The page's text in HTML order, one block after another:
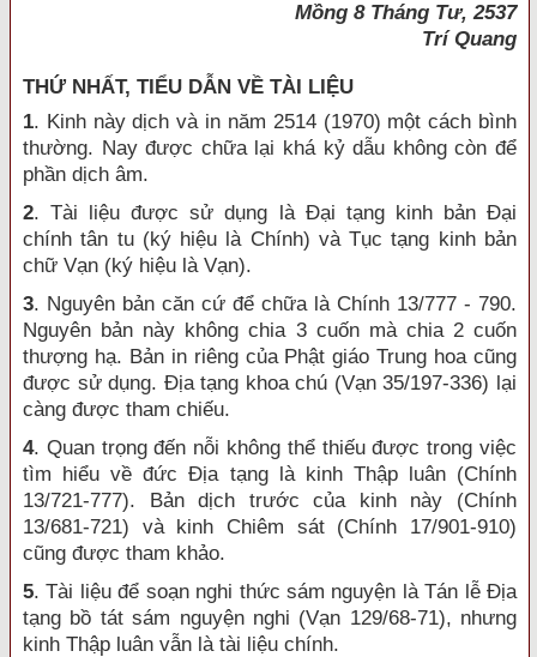
Mồng 8 Tháng Tư, 2537
Trí Quang
THỨ NHẤT, TIỂU DẪN VỀ TÀI LIỆU
1. Kinh này dịch và in năm 2514 (1970) một cách bình
thường. Nay được chữa lại khá kỷ dẫu không còn để
phần dịch âm.
2. Tài liệu được sử dụng là Đại tạng kinh bản Đại
chính tân tu (ký hiệu là Chính) và Tục tạng kinh bản
chữ Vạn (ký hiệu là Vạn).
3. Nguyên bản căn cứ để chữa là Chính 13/777 - 790.
Nguyên bản này không chia 3 cuốn mà chia 2 cuốn
thượng hạ. Bản in riêng của Phật giáo Trung hoa cũng
được sử dụng. Địa tạng khoa chú (Vạn 35/197-336) lại
càng được tham chiếu.
4. Quan trọng đến nỗi không thể thiếu được trong việc
tìm hiểu về đức Địa tạng là kinh Thập luân (Chính
13/721-777). Bản dịch trước của kinh này (Chính
13/681-721) và kinh Chiêm sát (Chính 17/901-910)
cũng được tham khảo.
5. Tài liệu để soạn nghi thức sám nguyện là Tán lễ Địa
tạng bồ tát sám nguyện nghi (Vạn 129/68-71), nhưng
kinh Thập luân vẫn là tài liệu chính.